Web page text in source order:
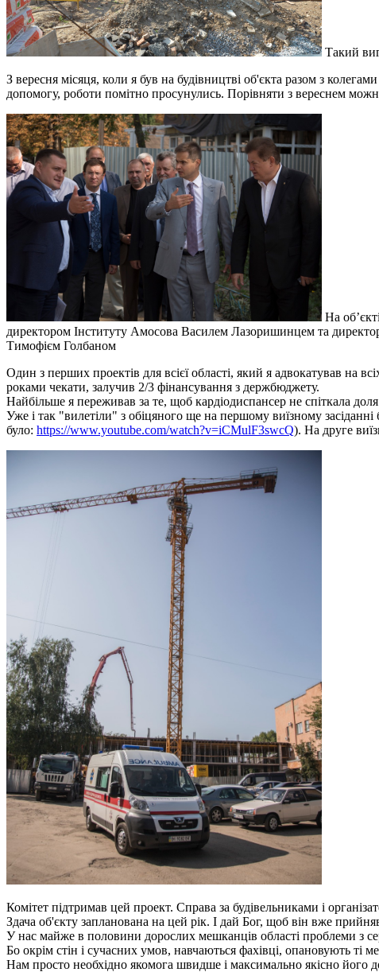
Такий
З вересня місяця, коли я був на будівництві об'єкта разом з
допомогу, роботи помітно просунулись. Порівняти з вереснем
На
директором Інституту Амосова Василем Лазоришинцем та
Тимофієм Голбаном
Один з перших проектів для всієї області, який я адвокатував на
роками чекати, залучив 2/3 фінансування з держбюджету.
Найбільше я переживав за те, щоб кардіодиспансер не спіткала
Уже і так "вилетіли" з обіцяного ще на першому виїзному
було: https://www.youtube.com/watch?v=iCMulF3swcQ). На друге
Комітет підтримав цей проект. Справа за будівельниками і
Здача об'єкту запланована на цей рік. І дай Бог, щоб він вже
У нас майже в половини дорослих мешканців області проблеми з
Бо окрім стін і сучасних умов, навчаються фахівці, опановують ті
Нам просто необхідно якомога швидше і максимально якісно його